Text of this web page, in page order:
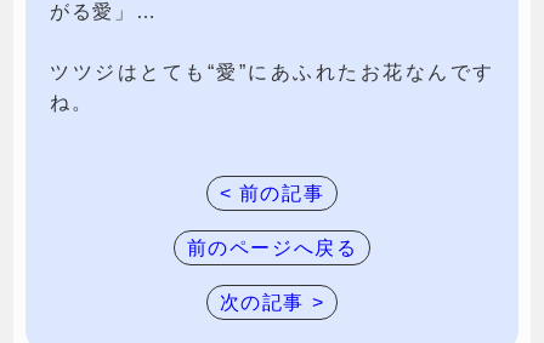
がる愛」…
ツツジはとても“愛”にあふれたお花なんです
ね。
< 前の記事
前のページへ戻る
次の記事 >